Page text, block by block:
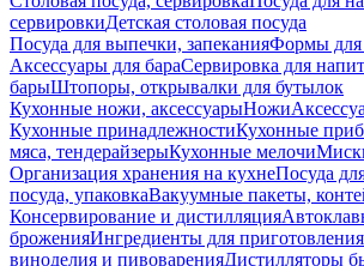
сервировкиДетская столовая посуда
Посуда для выпечки, запеканияФормы для
Аксессуары для бараСервировка для
барыШтопоры, открывалки для бутылок
Кухонные ножи, аксессуарыНожи
Кухонные принадлежностиКухонные
мяса, тендерайзерыКухонные мелочи
Организация хранения на кухнеПосуда
посуда, упаковкаВакуумные пакеты,
Консервирование и дистилляция
броженияИнгредиенты для
виноделия и пивоваренияДистилляторы